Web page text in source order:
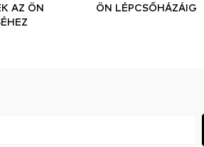
AZ ÖN
ÖN LÉPCSŐHÁZÁIG